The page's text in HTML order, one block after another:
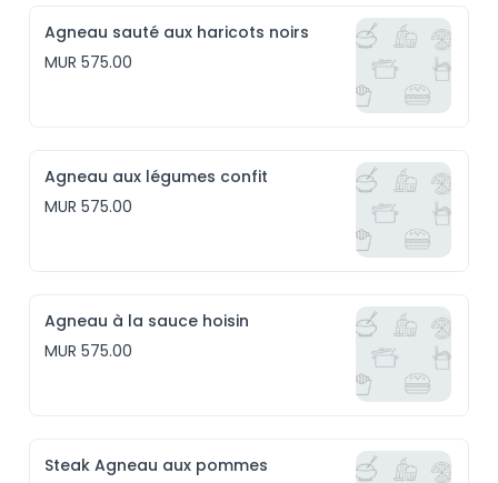
Agneau sauté aux haricots noirs
MUR 575.00
Agneau aux légumes confit
MUR 575.00
Agneau à la sauce hoisin
MUR 575.00
Steak Agneau aux pommes